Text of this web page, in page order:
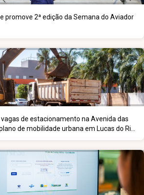
promove 2ª edição da Semana do Aviador
vagas de estacionamento na Avenida das
de mobilidade urbana em Lucas do Rio